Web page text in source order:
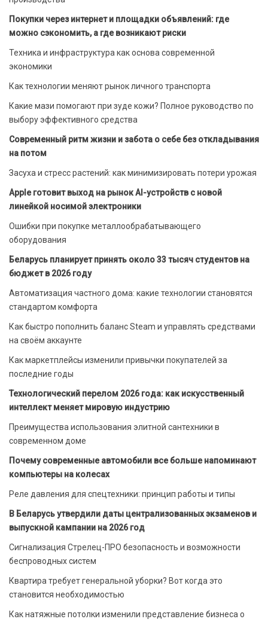
Покупки через интернет и площадки объявлений: где
можно сэкономить, а где возникают риски
Техника и инфраструктура как основа современной
экономики
Как технологии меняют рынок личного транспорта
Какие мази помогают при зуде кожи? Полное руководство по
выбору эффективного средства
Современный ритм жизни и забота о себе без откладывания
на потом
Засуха и стресс растений: как минимизировать потери урожая
Apple готовит выход на рынок AI-устройств с новой
линейкой носимой электроники
Ошибки при покупке металлообрабатывающего
оборудования
Беларусь планирует принять около 33 тысяч студентов на
бюджет в 2026 году
Автоматизация частного дома: какие технологии становятся
стандартом комфорта
Как быстро пополнить баланс Steam и управлять средствами
на своём аккаунте
Как маркетплейсы изменили привычки покупателей за
последние годы
Технологический перелом 2026 года: как искусственный
интеллект меняет мировую индустрию
Преимущества использования элитной сантехники в
современном доме
Почему современные автомобили все больше напоминают
компьютеры на колесах
Реле давления для спецтехники: принцип работы и типы
В Беларусь утвердили даты централизованных экзаменов и
выпускной кампании на 2026 год
Сигнализация Стрелец-ПРО безопасность и возможности
беспроводных систем
Квартира требует генеральной уборки? Вот когда это
становится необходимостью
Как натяжные потолки изменили представление бизнеса о